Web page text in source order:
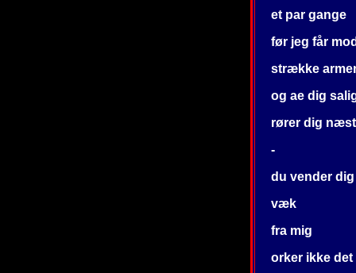
et par gange
før jeg får
strække
og ae dig
rører dig
-
du vender dig
væk
fra mig
orker ikke det